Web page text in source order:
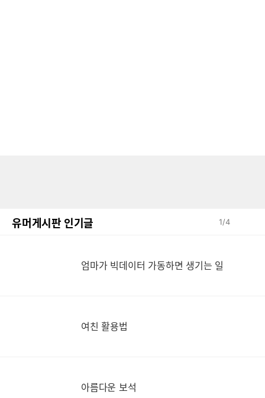
유머게시판 인기글 1/4
엄마가 빅데이터 가동하면 생기는 일
여친 활용법
아름다운 보석